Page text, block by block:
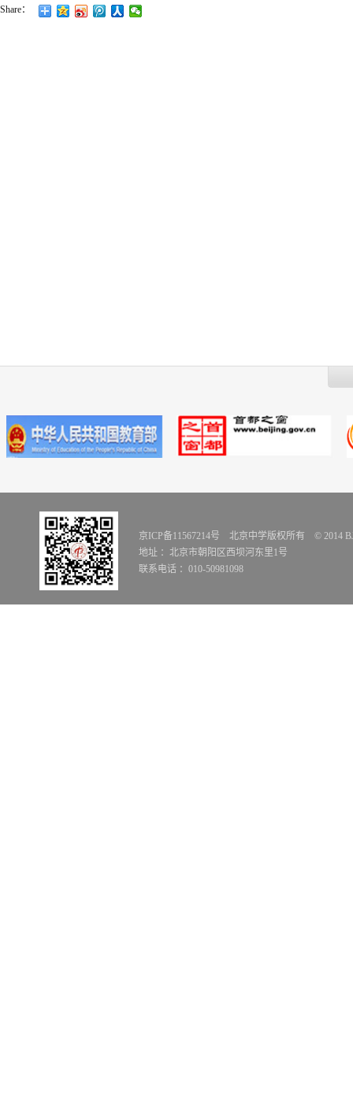
Share：
京ICP备11567214号 北京中学版权所有 © 2014
地址 ：北京市朝阳区西坝河东里1号
联系电话 ：010-50981098